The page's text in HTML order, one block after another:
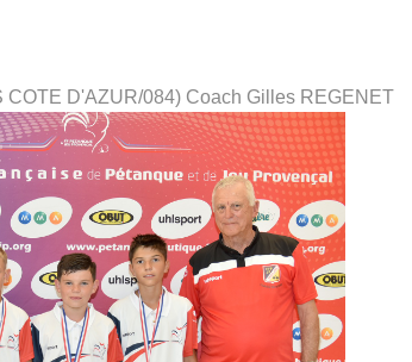
D'AZUR/084) Coach Gilles REGENET